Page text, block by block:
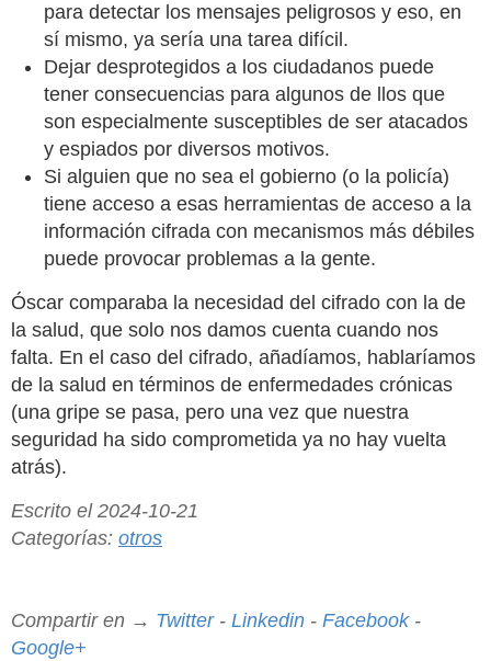
para detectar los mensajes peligrosos y eso, en
sí mismo, ya sería una tarea difícil.
Dejar desprotegidos a los ciudadanos puede
tener consecuencias para algunos de llos que
son especialmente susceptibles de ser atacados
y espiados por diversos motivos.
Si alguien que no sea el gobierno (o la policía)
tiene acceso a esas herramientas de acceso a la
información cifrada con mecanismos más débiles
puede provocar problemas a la gente.
Óscar comparaba la necesidad del cifrado con la de
la salud, que solo nos damos cuenta cuando nos
falta. En el caso del cifrado, añadíamos, hablaríamos
de la salud en términos de enfermedades crónicas
(una gripe se pasa, pero una vez que nuestra
seguridad ha sido comprometida ya no hay vuelta
atrás).
Escrito el 2024-10-21
Categorías: otros
Compartir en → Twitter- Linkedin - Facebook-
Google+